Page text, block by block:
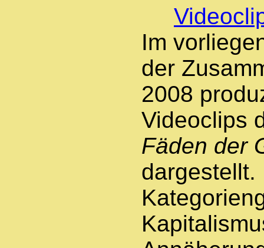
Im
der
2008
Videoclips
Fäden der
dargestellt.